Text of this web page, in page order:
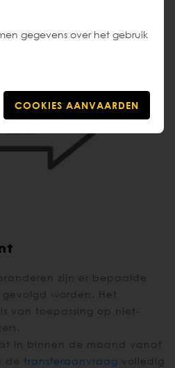
gegevens over het gebruik
zijn er bepaalde
worden. Het
is van toepassing op niet-
in binnen de maand vanaf
de transferaanvraag volledig